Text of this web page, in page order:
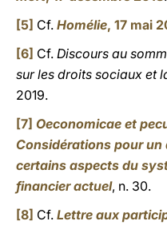
[5] Cf. Homélie, 17 mai
[6] Cf. Discours au
sur les droits sociaux et
2019.
[7] Oeconomicae et
Considérations pour
certains aspects du
financier actuel, n. 30.
[8] Cf. Lettre aux